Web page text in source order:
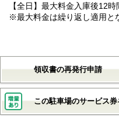
【全日】最大料金入庫後12
※最大料金は繰り返し適用と
領収書の再発行申請
この駐車場のサービス